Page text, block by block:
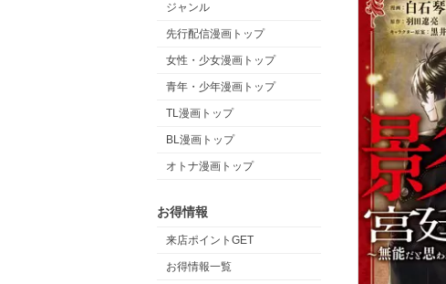
ジャンル
先行配信漫画トップ
女性・少女漫画トップ
青年・少年漫画トップ
TL漫画トップ
BL漫画トップ
オトナ漫画トップ
お得情報
来店ポイントGET
お得情報一覧